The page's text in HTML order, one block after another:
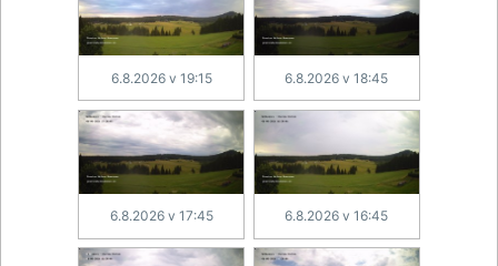
6.8.2026 v 19:15 6.8.2026 v 18:45
6.8.2026 v 17:45 6.8.2026 v 16:45